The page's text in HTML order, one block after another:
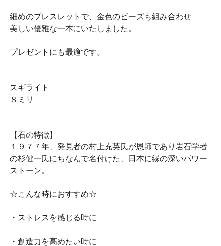
細めのブレスレットで、金色のビーズも組み合わせ
美しい優雅な一本にいたしました。
プレゼントにも最適です。
スギライト
８ミリ
【石の特徴】
１９７７年、発見者の村上充英氏が恩師であり岩石学者
の杉健一氏にちなんで名付けた、日本に縁の深いパワー
ストーン。
☆こんな時におすすめ☆
・ストレスを感じる時に
・創造力を高めたい時に